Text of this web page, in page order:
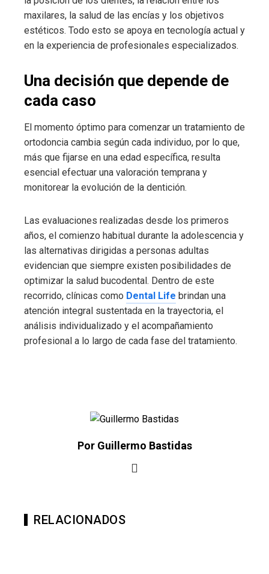
maxilares, la salud de las encías y los objetivos
estéticos. Todo esto se apoya en tecnología actual y
en la experiencia de profesionales especializados.
Una decisión que depende de
cada caso
El momento óptimo para comenzar un tratamiento de
ortodoncia cambia según cada individuo, por lo que,
más que fijarse en una edad específica, resulta
esencial efectuar una valoración temprana y
monitorear la evolución de la dentición.
Las evaluaciones realizadas desde los primeros
años, el comienzo habitual durante la adolescencia y
las alternativas dirigidas a personas adultas
evidencian que siempre existen posibilidades de
optimizar la salud bucodental. Dentro de este
recorrido, clínicas como Dental Life brindan una
atención integral sustentada en la trayectoria, el
análisis individualizado y el acompañamiento
profesional a lo largo de cada fase del tratamiento.
Por Guillermo Bastidas
RELACIONADOS